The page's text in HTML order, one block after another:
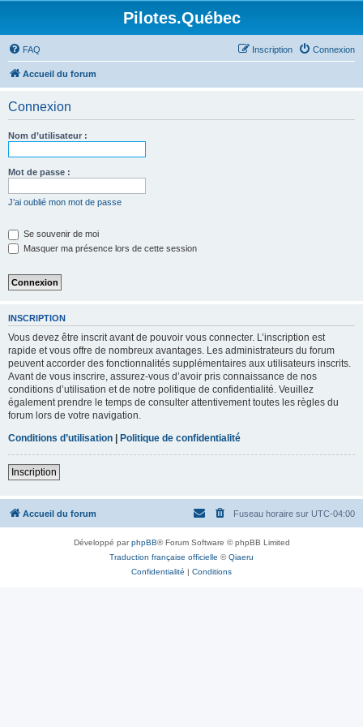
Pilotes.Québec
FAQ Connexion
Inscription
Accueil du forum
Connexion
Nom d’utilisateur :
Mot de passe :
J’ai oublié mon mot de passe
Se souvenir de moi
Masquer ma présence lors de cette session
INSCRIPTION
Vous devez être inscrit avant de pouvoir vous connecter. L’inscription est
rapide et vous offre de nombreux avantages. Les administrateurs du forum
peuvent accorder des fonctionnalités supplémentaires aux utilisateurs inscrits.
Avant de vous inscrire, assurez-vous d’avoir pris connaissance de nos
conditions d’utilisation et de notre politique de confidentialité. Veuillez
également prendre le temps de consulter attentivement toutes les règles du
forum lors de votre navigation.
Conditions d’utilisation | Politique de confidentialité
Inscription
Accueil du forum Fuseau horaire sur UTC-04:00
Développé parphpBB® Forum Software © phpBB Limited
Traduction française officielle ©Qiaeru
Confidentialité | Conditions